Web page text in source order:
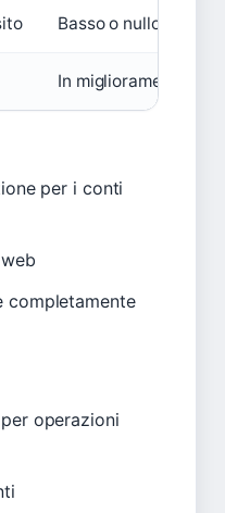
Basso o nullo
In miglioramento
per i conti
completamente
operazioni